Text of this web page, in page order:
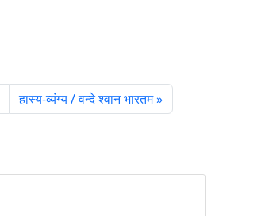
हास्य-व्यंग्य / वन्दे श्वान भारतम